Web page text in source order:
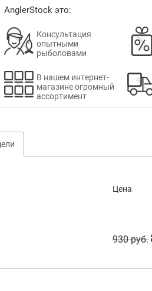
AnglerStock это:
Консультация
опытными
рыболовами
В нашем интернет-
магазине огромный
ассортимент
Цена
930 руб.